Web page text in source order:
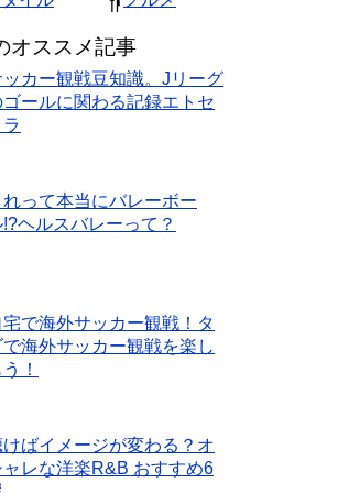
オススメ記事
ッカー観戦豆知識。Jリーグ
ゴールに関わる記録エトセ
ラ
れって本当にバレーボー
!?ヘルスバレーって？
宅で海外サッカー観戦！タ
で海外サッカー観戦を楽し
！
けばイメージが変わる？オ
ャレな洋楽R&B おすすめ6